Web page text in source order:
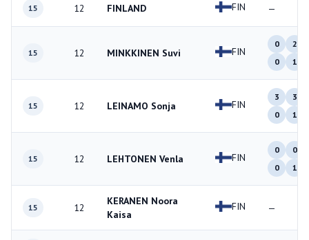
15 12 FINLAND FIN —
15 12 MINKKINEN Suvi FIN
0
2
0
1
15 12 LEINAMO Sonja FIN
3
3
0
1
15 12 LEHTONEN Venla FIN
0
0
0
1
15 12
KERANEN Noora
Kaisa
FIN —